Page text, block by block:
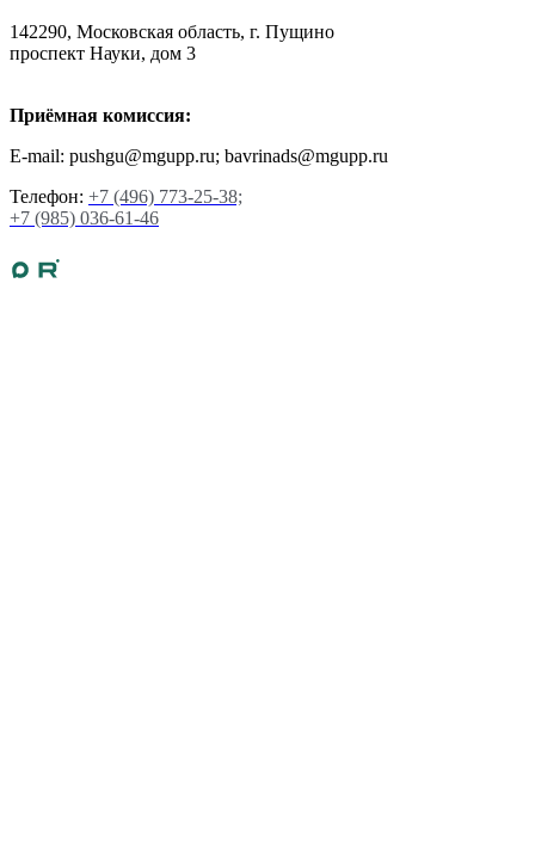
142290, Московская область, г. Пущино
проспект Науки, дом 3
Приёмная комиссия:
E-mail: pushgu@mgupp.ru; bavrinads@mgupp.ru
Телефон: +7 (496) 773-25-38;
+7 (985) 036-61-46